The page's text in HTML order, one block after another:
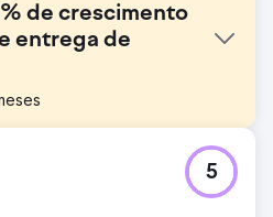
de crescimento
entrega de
de agricultores moderno,
experiência digital e
5